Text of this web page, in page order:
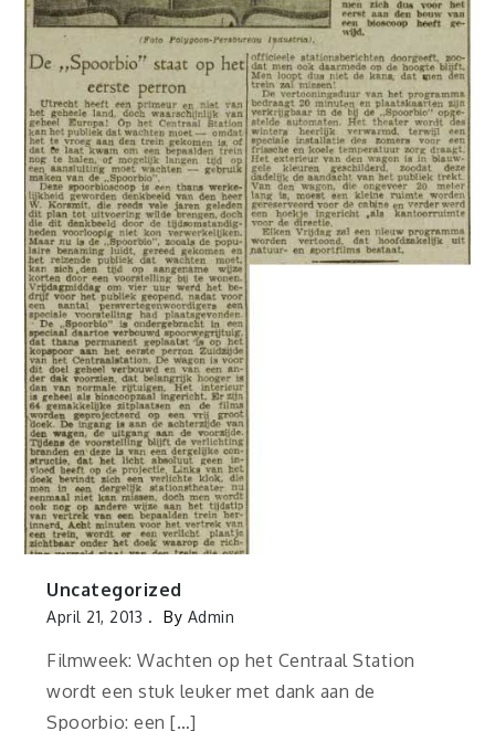
Uncategorized
April 21, 2013 By Admin
Filmweek: Wachten op het Centraal Station
wordt een stuk leuker met dank aan de
Spoorbio: een […]